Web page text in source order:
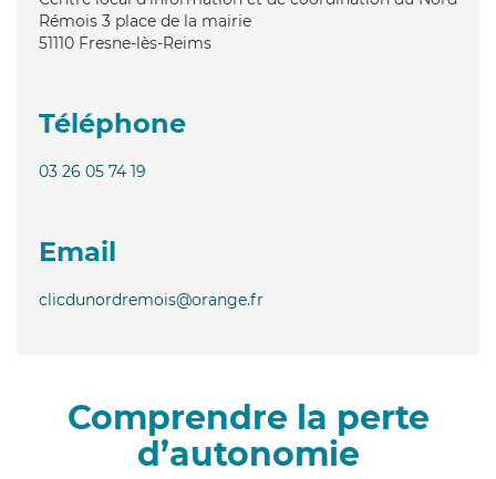
Rémois 3 place de la mairie
51110 Fresne-lès-Reims
Téléphone
03 26 05 74 19
Email
clicdunordremois@orange.fr
Comprendre la perte
d’autonomie